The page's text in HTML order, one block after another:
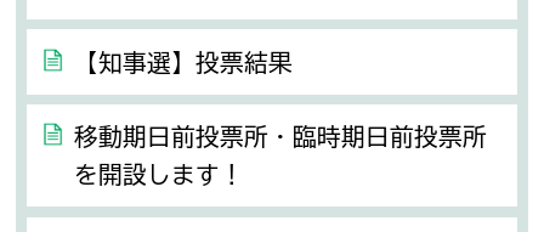
【知事選】投票結果
移動期日前投票所・臨時期日前投票所
を開設します！